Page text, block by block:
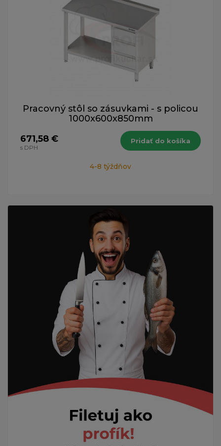
Pracovný stôl so zásuvkami - s policou
1000x600x850mm
671,58 €
s DPH
Pridať do košíka
4-8 týždňov